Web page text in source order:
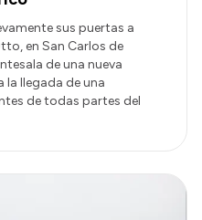
sus puertas a
en San Carlos de
de una nueva
la llegada de una
de todas partes del